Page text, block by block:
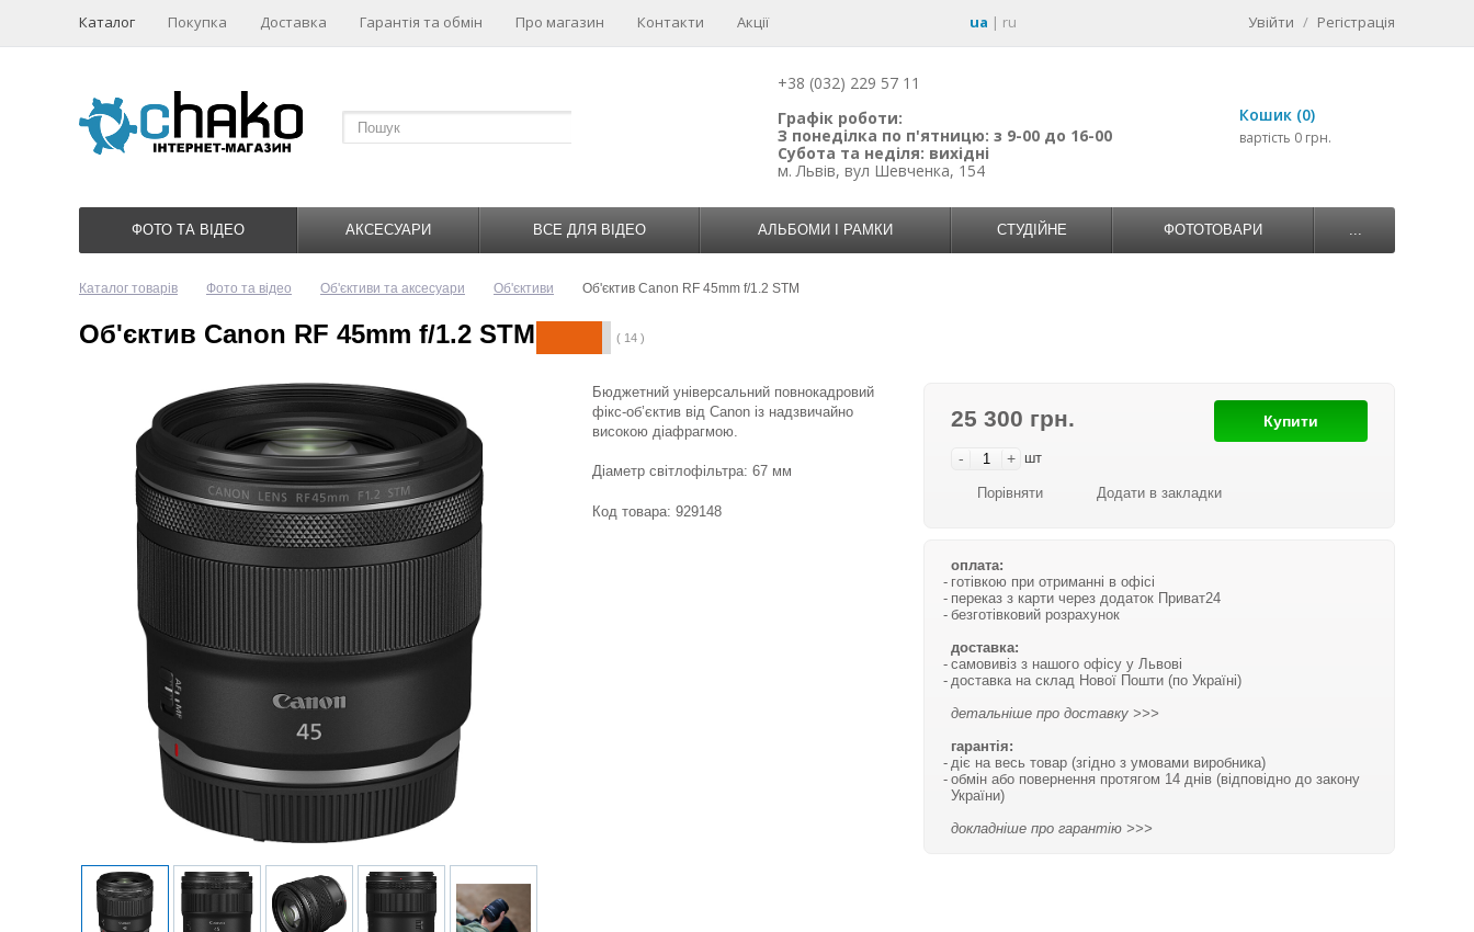
Каталог Покупка Доставка Гарантія та обмін Про магазин Контакти Акції ua | ru Увійти / Регістрація
+38 (032) 229 57 11
Графік роботи:
З понеділка по п'ятницю: з 9-00 до 16-00
Субота та неділя: вихідні
м. Львів, вул Шевченка, 154
Кошик (0)
вартість 0 грн.
ФОТО ТА ВІДЕО АКСЕСУАРИ ВСЕ ДЛЯ ВІДЕО АЛЬБОМИ І РАМКИ СТУДІЙНЕ ФОТОТОВАРИ ...
Каталог товарів Фото та відео Об'єктиви та аксесуари Об'єктиви Об'єктив Canon RF 45mm f/1.2 STM
Об'єктив Canon RF 45mm f/1.2 STM ( 14 )
25 300 грн.
- + шт
Купити
Порівняти Додати в закладки
оплата:
готівкою при отриманні в офісі
переказ з карти через додаток Приват24
безготівковий розрахунок
доставка:
самовивіз з нашого офісу у Львові
доставка на склад Нової Пошти (по Україні)
детальніше про доставку >>>
гарантія:
діє на весь товар (згідно з умовами виробника)
обмін або повернення протягом 14 днів (відповідно до закону
України)
докладніше про гарантію >>>
Бюджетний універсальний повнокадровий
фікс-об’єктив від Canon із надзвичайно
високою діафрагмою.
Діаметр світлофільтра: 67 мм
Код товара: 929148